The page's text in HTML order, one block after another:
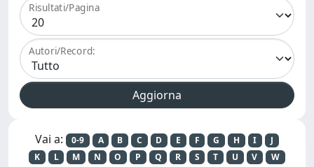
Risultati/Pagina
Autori/Record:
Vai a: 0-9 A B C D E F G H I
J
K
L M N O P Q R S T U V
W